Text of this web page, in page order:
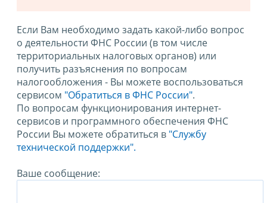
Если Вам необходимо задать какой-либо вопрос
о деятельности ФНС России (в том числе
территориальных налоговых органов) или
получить разъяснения по вопросам
налогообложения - Вы можете воспользоваться
сервисом "Обратиться в ФНС России".
По вопросам функционирования интернет-
сервисов и программного обеспечения ФНС
России Вы можете обратиться в "Службу
технической поддержки".
Ваше сообщение: